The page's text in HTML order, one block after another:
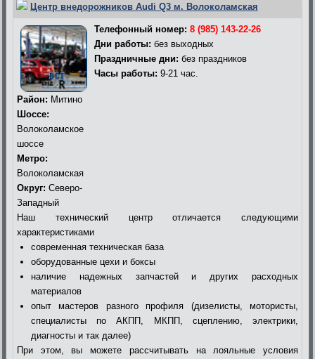
Центр внедорожников Audi Q3 м. Волоколамская
Телефонный номер: 8 (985) 143-22-26
Дни работы: без выходных
Праздничные дни: без праздников
Часы работы: 9-21 час.
Район: Митино
Шоссе:
Волоколамское
шоссе
Метро:
Волоколамская
Округ: Северо-
Западный
Наш технический центр отличается следующими
характеристиками
современная техническая база
оборудованные цехи и боксы
наличие надежных запчастей и других расходных
материалов
опыт мастеров разного профиля (дизелисты, мотористы,
специалисты по АКПП, МКПП, сцеплению, электрики,
диагносты и так далее)
При этом, вы можете рассчитывать на лояльные условия